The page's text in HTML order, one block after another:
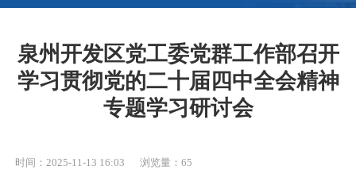
泉州开发区党工委党群工作部召开
学习贯彻党的二十届四中全会精神
专题学习研讨会
时间：2025-11-13 16:03 浏览量： 65